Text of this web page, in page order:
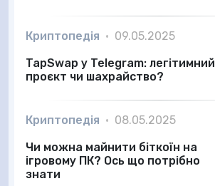
Криптопедія • 09.05.2025
TapSwap у Telegram: легітимний
проєкт чи шахрайство?
Криптопедія • 08.05.2025
Чи можна майнити біткоїн на
ігровому ПК? Ось що потрібно
знати